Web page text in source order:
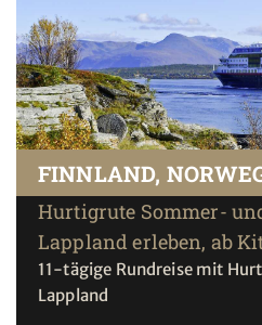
FINNLAND,
Hurtigrute Sommer-
Lappland erleben, ab
11-tägige Rundreise mit
Lappland